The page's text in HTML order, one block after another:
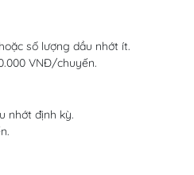
số lượng dầu nhớt ít.
VNĐ/chuyến.
nhớt định kỳ.